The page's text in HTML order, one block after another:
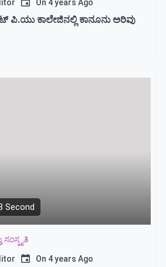
On 4 years Ago
ಪಿ.ಯು ಕಾಲೇಜಿನಲ್ಲಿ ಕಾನೂನು ಅರಿವು
Second
ಸಂಸ್ಕೃತಿ
On 4 years Ago